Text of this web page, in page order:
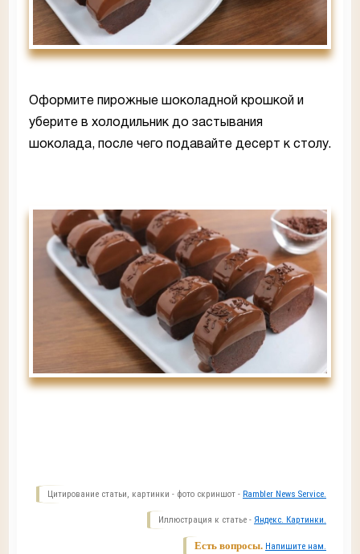
Оформите пирожные шоколадной крошкой и
уберите в холодильник до застывания
шоколада, после чего подавайте десерт к столу.
Цитирование статьи, картинки - фото скриншот - Rambler News Service.
Иллюстрация к статье - Яндекс. Картинки.
Есть вопросы. Напишите нам.